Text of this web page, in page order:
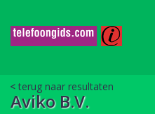
terug naar resultaten
Aviko B.V.